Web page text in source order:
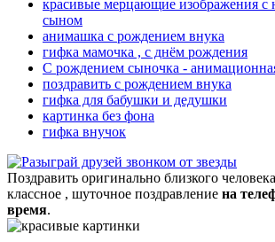
красивые мерцающие изображения
сыном
анимашка с рождением внука
гифка мамочка , с днём рождения
С рождением сыночка -
поздравить с рождением внука
гифка для бабушки и дедушки
картинка без фона
гифка внучок
Поздравить оригинально близкого
классное , шуточное поздравление на
время.